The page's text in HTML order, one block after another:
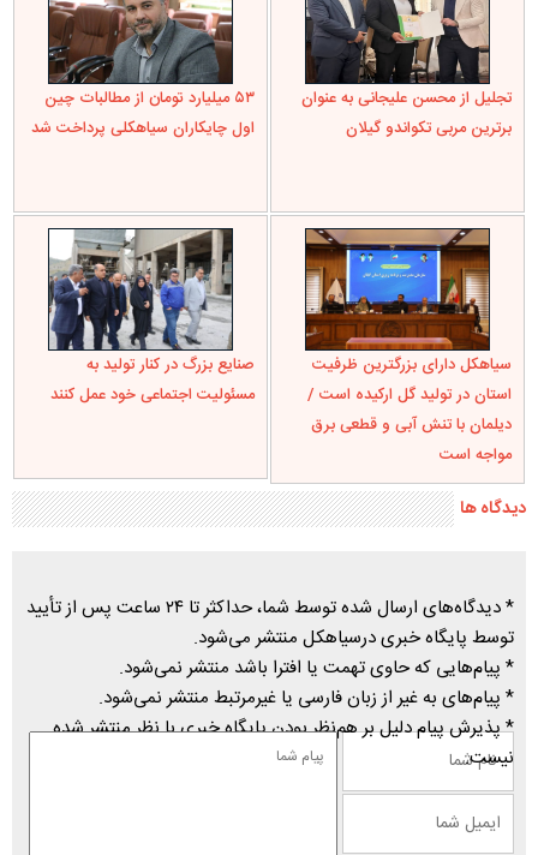
تجلیل از محسن علیجانی به عنوان
برترین مربی تکواندو گیلان
۵۳ میلیارد تومان از مطالبات چین
اول چایکاران سیاهکلی پرداخت شد
سیاهکل دارای بزرگترین ظرفیت
استان در تولید گل ارکیده است /
دیلمان با تنش آبی و قطعی برق
مواجه است
صنایع بزرگ در کنار تولید به
مسئولیت اجتماعی خود عمل کنند
دیدگاه ها
* دیدگاه‌های ارسال شده توسط شما، حداکثر تا ۲۴ ساعت پس از تأیید
توسط پایگاه خبری درسیاهکل منتشر می‌شود.
* پیام‌هایی که حاوی تهمت یا افترا باشد منتشر نمی‌شود.
* پیام‌های به غیر از زبان فارسی یا غیرمرتبط منتشر نمی‌شود.
* پذیرش پیام دلیل بر هم‌نظر بودن پایگاه خبری با نظر منتشر شده
نیست.